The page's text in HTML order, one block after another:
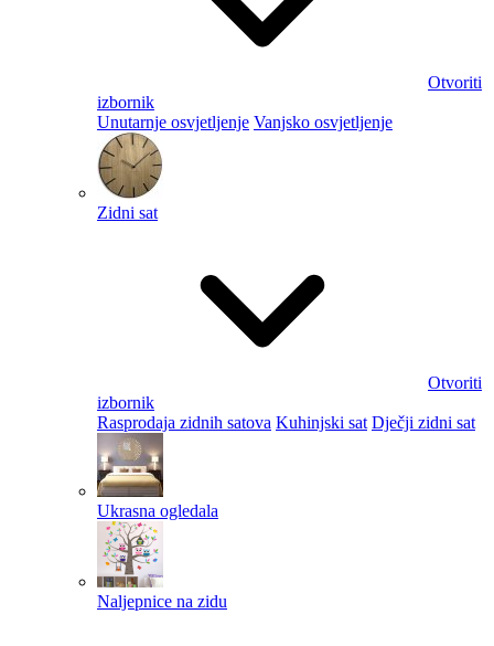
Otvoriti
izbornik
Unutarnje osvjetljenje Vanjsko osvjetljenje
Zidni sat
Otvoriti
izbornik
Rasprodaja zidnih satova Kuhinjski sat Dječji zidni sat
Ukrasna ogledala
Naljepnice na zidu